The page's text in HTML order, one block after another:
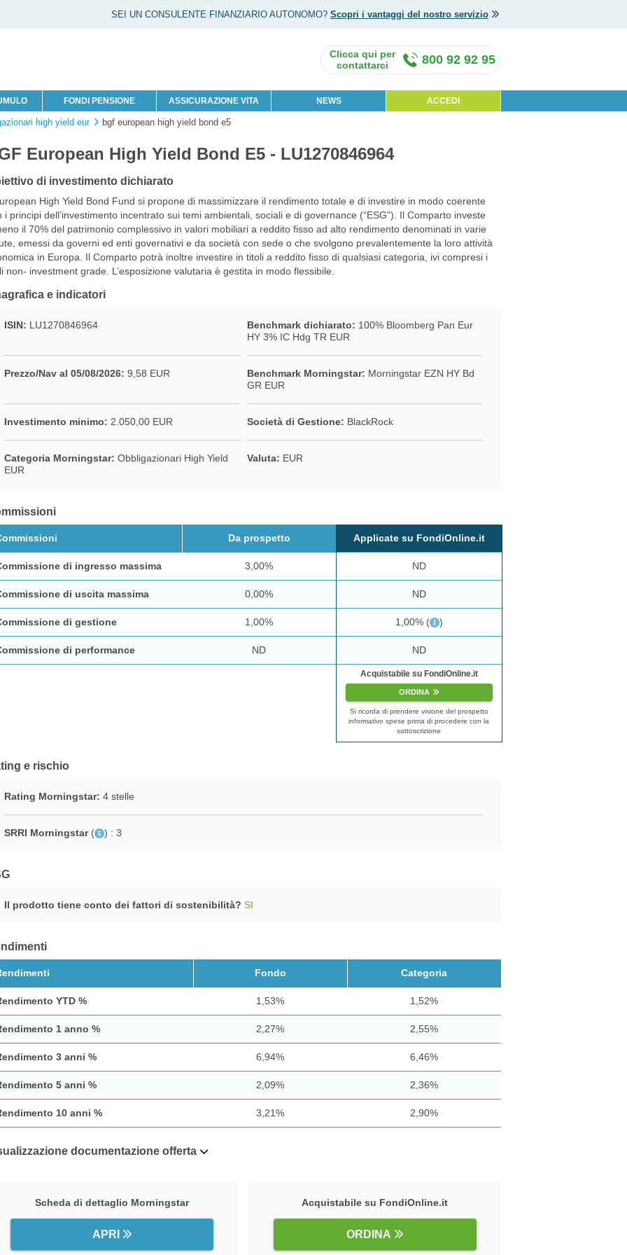
SEI UN CONSULENTE FINANZIARIO AUTONOMO? Scopri i vantaggi del nostro servizio
FONDI PENSIONE ASSICURAZIONE VITA NEWS ACCEDI
800 92 92 95
high yield eur bgf european high yield bond e5
European High Yield Bond E5 - LU1270846964
di investimento dichiarato
High Yield Bond Fund si propone di massimizzare il rendimento totale e di investire in modo coerente
i principi dell’investimento incentrato sui temi ambientali, sociali e di governance (“ESG”). Il Comparto investe
il 70% del patrimonio complessivo in valori mobiliari a reddito fisso ad alto rendimento denominati in varie
emessi da governi ed enti governativi e da società con sede o che svolgono prevalentemente la loro attività
in Europa. Il Comparto potrà inoltre investire in titoli a reddito fisso di qualsiasi categoria, ivi compresi i
non- investment grade. L’esposizione valutaria è gestita in modo flessibile.
e indicatori
ISIN: LU1270846964 Benchmark dichiarato: 100% Bloomberg Pan Eur
HY 3% IC Hdg TR EUR
Prezzo/Nav al 05/08/2026: 9,58 EUR Benchmark Morningstar: Morningstar EZN HY Bd
GR EUR
Investimento minimo: 2.050,00 EUR Società di Gestione: BlackRock
Categoria Morningstar: Obbligazionari High Yield
EUR
Valuta: EUR
Da prospetto Applicate su FondiOnline.it
di ingresso massima 3,00% ND
di uscita massima 0,00% ND
di gestione 1,00% 1,00% ( )
di performance ND ND
Acquistabile su FondiOnline.it
ORDINA
Si ricorda di prendere visione del prospetto
informativo spese prima di procedere con la
sottoscrizione
e rischio
Rating Morningstar: 4 stelle
SRRI Morningstar ( ) : 3
Il prodotto tiene conto dei fattori di sostenibilità? SI
Fondo Categoria
YTD % 1,53% 1,52%
1 anno % 2,27% 2,55%
3 anni % 6,94% 6,46%
5 anni % 2,09% 2,36%
10 anni % 3,21% 2,90%
documentazione offerta
Scheda di dettaglio Morningstar
APRI
Acquistabile su FondiOnline.it
ORDINA